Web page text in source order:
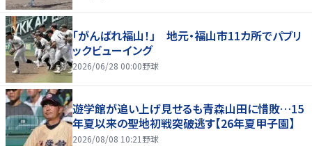
「がんばれ福山！」 地元・福山市11カ所でパブリ
ックビューイング
2026/06/28 00:00野球
遊学館が追い上げ見せるも青森山田に惜敗…15
年夏以来の聖地初戦突破逃す【26年夏甲子園】
2026/08/08 10:21 野球